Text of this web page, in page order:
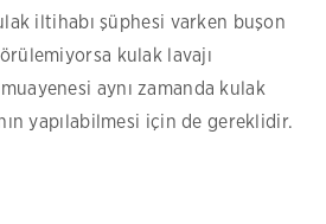
iltihabı şüphesi varken buşon
kulak lavajı
aynı zamanda kulak
yapılabilmesi için de gereklidir.